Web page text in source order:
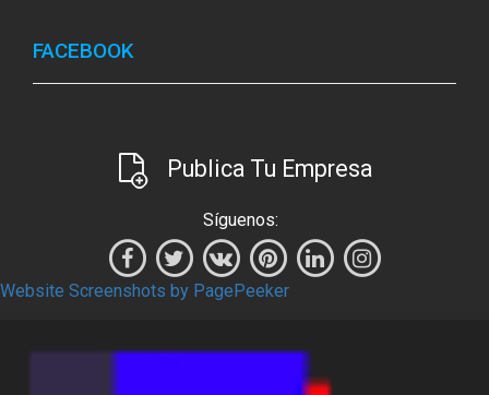
FACEBOOK
Publica Tu Empresa
Síguenos:
Website Screenshots by PagePeeker